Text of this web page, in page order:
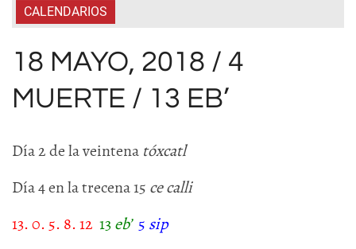
CALENDARIOS
18 MAYO, 2018 / 4
MUERTE / 13 EB’
Día 2 de la veintena tóxcatl
Día 4 en la trecena 15 ce calli
13. 0. 5. 8. 12 13eb’ 5 sip